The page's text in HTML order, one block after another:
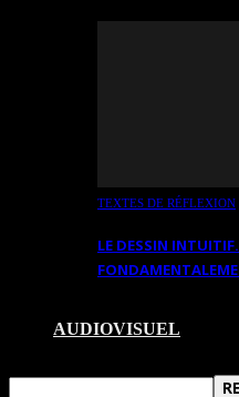
TEXTES DE RÉFLEXION
LE DESSIN
AUDIOVISUEL